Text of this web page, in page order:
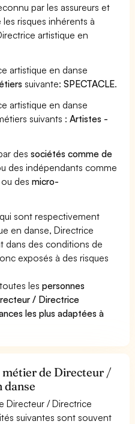
par les assureurs et
risques inhérents à
artistique en
artistique en danse
suivante:SPECTACLE.
artistique en danse
suivants :Artistes -
dessociétés comme de
des indépendants comme
ou desmicro-
sont respectivement
en danse, Directrice
dans des conditions de
exposés à des risques
lespersonnes
/ Directrice
les plus adaptées à
de Directeur /
danse
Directeur / Directrice
suivantes sont souvent